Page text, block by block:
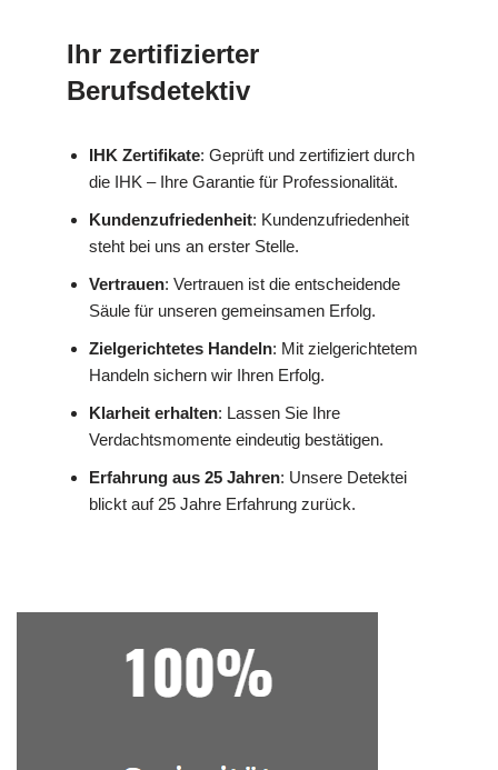
Ihr zertifizierter
Berufsdetektiv
IHK Zertifikate: Geprüft und zertifiziert durch
die IHK – Ihre Garantie für Professionalität.
Kundenzufriedenheit: Kundenzufriedenheit
steht bei uns an erster Stelle.
Vertrauen: Vertrauen ist die entscheidende
Säule für unseren gemeinsamen Erfolg.
Zielgerichtetes Handeln: Mit zielgerichtetem
Handeln sichern wir Ihren Erfolg.
Klarheit erhalten: Lassen Sie Ihre
Verdachtsmomente eindeutig bestätigen.
Erfahrung aus 25 Jahren: Unsere Detektei
blickt auf 25 Jahre Erfahrung zurück.